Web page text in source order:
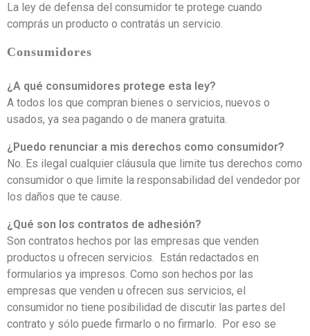
La ley de defensa del consumidor te protege cuando
comprás un producto o contratás un servicio.
Consumidores
¿A qué consumidores protege esta ley?
A todos los que compran bienes o servicios, nuevos o
usados, ya sea pagando o de manera gratuita.
¿Puedo renunciar a mis derechos como consumidor?
No. Es ilegal cualquier cláusula que limite tus derechos como
consumidor o que limite la responsabilidad del vendedor por
los daños que te cause.
¿Qué son los contratos de adhesión?
Son contratos hechos por las empresas que venden
productos u ofrecen servicios. Están redactados en
formularios ya impresos. Como son hechos por las
empresas que venden u ofrecen sus servicios, el
consumidor no tiene posibilidad de discutir las partes del
contrato y sólo puede firmarlo o no firmarlo. Por eso se